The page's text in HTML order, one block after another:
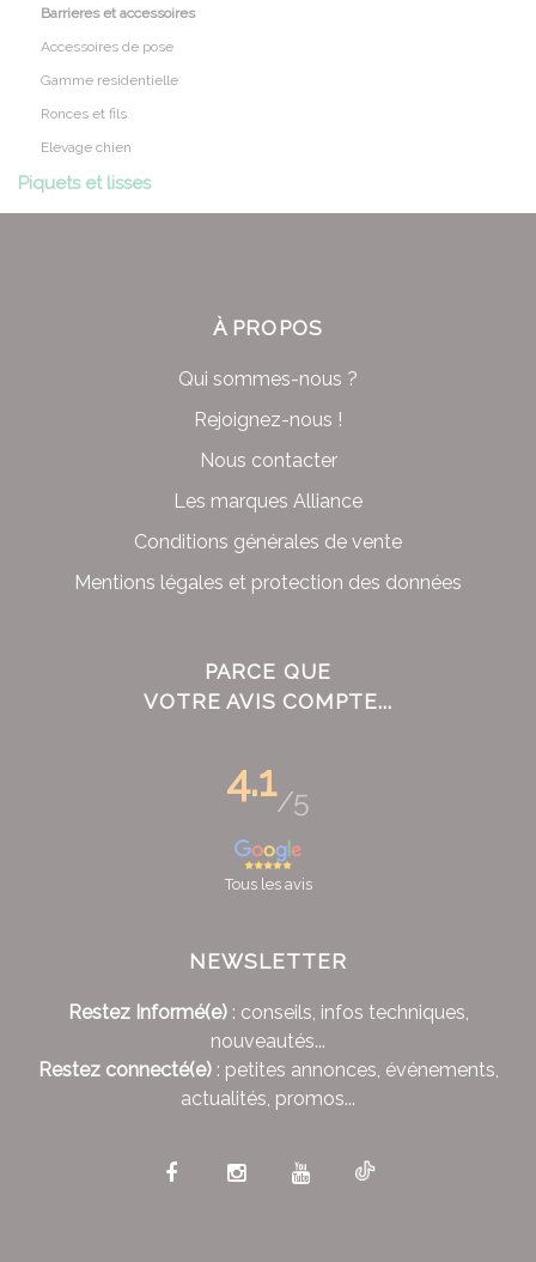
Barrieres et accessoires
Accessoires de pose
Gamme residentielle
Ronces et fils
Elevage chien
Piquets et lisses
À PROPOS
Qui sommes-nous ?
Rejoignez-nous !
Nous contacter
Les marques Alliance
Conditions générales de vente
Mentions légales et protection des données
PARCE QUE
VOTRE AVIS COMPTE...
4.1/5
Tous les avis
NEWSLETTER
Restez Informé(e): conseils, infos techniques,
nouveautés...
Restez connecté(e): petites annonces, événements,
actualités, promos...